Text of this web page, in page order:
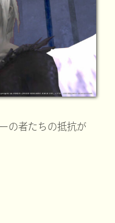
の者たちの抵抗が